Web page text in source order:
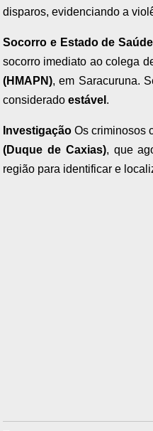
disparos, evidenciando a
Socorro e Estado de Saúde
socorro imediato ao colega
(HMAPN), em Saracuruna.
considerado estável .
Investigação Os criminosos
(Duque de Caxias), que
região para identificar e